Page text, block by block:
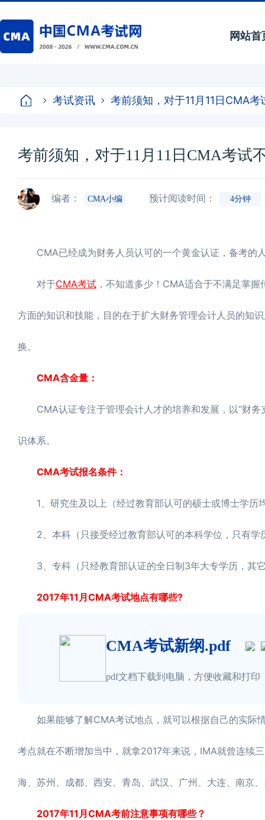
网站首
考试资讯 考前须知，对于11月11日CMA
考前须知，对于11月11日CMA考试
编者： CMA小编 预计阅读时间： 4分钟
CMA已经成为财务人员认可的一个黄金认证，备考的
对于CMA考试 ，不知道多少！CMA适合于不满足掌
方面的知识和技能，目的在于扩大财务管理会计人员的知
换。
CMA含金量：
CMA认证专注于管理会计人才的培养和发展，以“财务
识体系。
CMA考试报名条件：
1、研究生及以上（经过教育部认可的硕士或博士学历
2、本科（只接受经过教育部认可的本科学位，只有学
3、专科（只经教育部认证的全日制3年大专学历，其
2017年11月CMA考试地点有哪些?
CMA考试新纲.pdf
pdf文档下载到电脑，方便收藏和打印
如果能够了解CMA考试地点，就可以根据自己的实际
考点就在不断增加当中，就拿2017年来说，IMA就曾连续
海、苏州、成都、西安、青岛、武汉、广州、大连、南京
2017年11月CMA考前注意事项有哪些？